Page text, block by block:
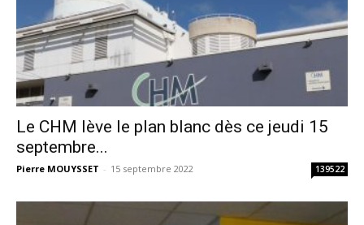
Le CHM lève le plan blanc dès ce jeudi 15
septembre...
Pierre MOUYSSET - 15 septembre 2022 139522